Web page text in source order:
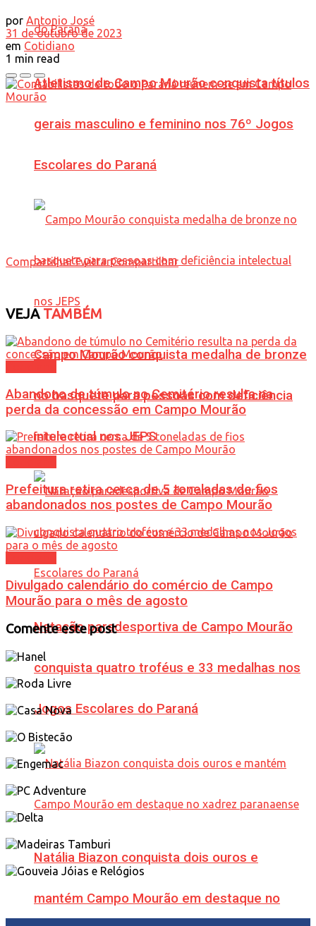
Atletismo de Campo Mourão conquista títulos
gerais masculino e feminino nos 76º Jogos
Escolares do Paraná
Campo Mourão conquista medalha de bronze
no basquete para pessoas com deficiência
intelectual nos JEPS
Natação paradesportiva de Campo Mourão
conquista quatro troféus e 33 medalhas nos
Jogos Escolares do Paraná
Natália Biazon conquista dois ouros e
mantém Campo Mourão em destaque no
por Antonio José
31 de outubro de 2023
em Cotidiano
1 min read
CompartilharTwittarCompartilhar
VEJATAMBÉM
Abandono de túmulo no Cemitério resulta na
perda da concessão em Campo Mourão
Prefeitura retira cerca de 5 toneladas de fios
abandonados nos postes de Campo Mourão
Divulgado calendário do comércio de Campo
Mourão para o mês de agosto
Comente este post